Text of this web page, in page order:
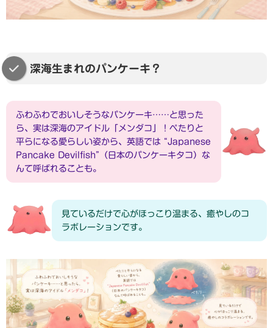
深海生まれのパンケーキ？
ふわふわでおいしそうなパンケーキ……と思った
ら、実は深海のアイドル「メンダコ」！ぺたりと
平らになる愛らしい姿から、英語では “Japanese
Pancake Devilfish”（日本のパンケーキタコ）な
んて呼ばれることも。
見ているだけで心がほっこり温まる、癒やしのコ
ラボレーションです。